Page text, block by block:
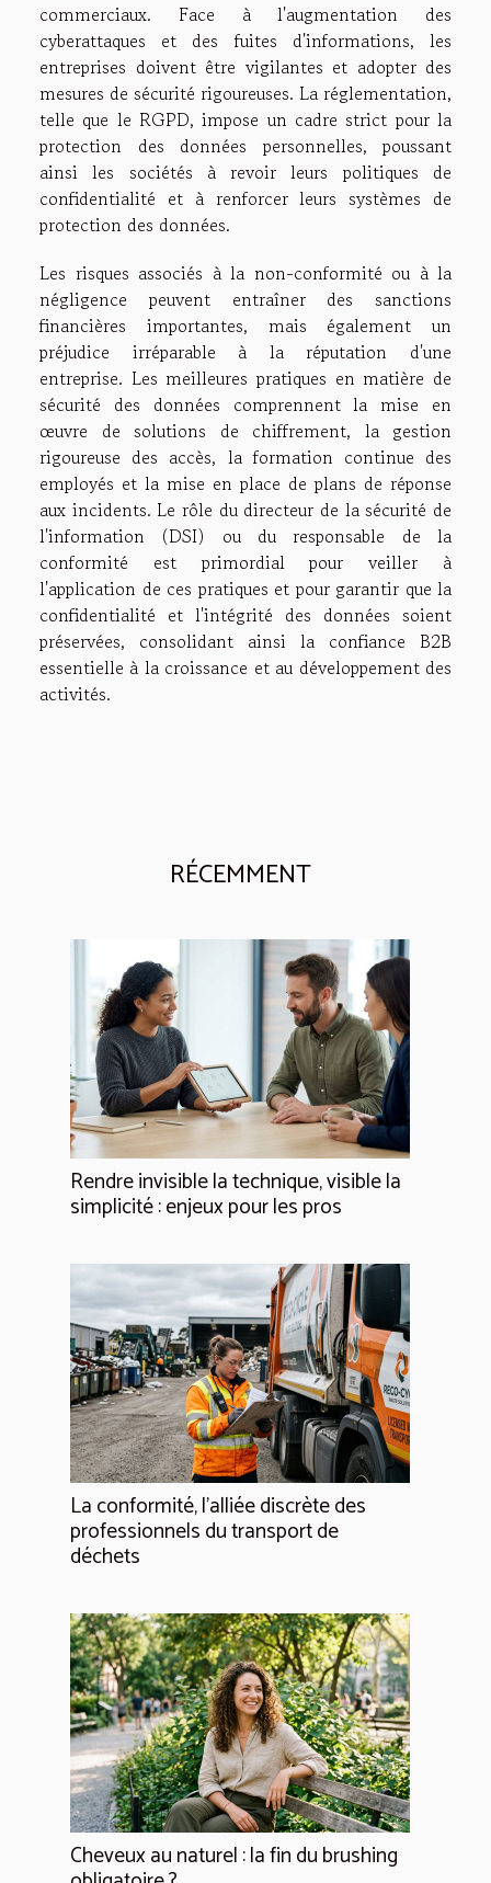
commerciaux. Face à l'augmentation des
cyberattaques et des fuites d'informations, les
entreprises doivent être vigilantes et adopter des
mesures de sécurité rigoureuses. La réglementation,
telle que le RGPD, impose un cadre strict pour la
protection des données personnelles, poussant
ainsi les sociétés à revoir leurs politiques de
confidentialité et à renforcer leurs systèmes de
protection des données.
Les risques associés à la non-conformité ou à la
négligence peuvent entraîner des sanctions
financières importantes, mais également un
préjudice irréparable à la réputation d'une
entreprise. Les meilleures pratiques en matière de
sécurité des données comprennent la mise en
œuvre de solutions de chiffrement, la gestion
rigoureuse des accès, la formation continue des
employés et la mise en place de plans de réponse
aux incidents. Le rôle du directeur de la sécurité de
l'information (DSI) ou du responsable de la
conformité est primordial pour veiller à
l'application de ces pratiques et pour garantir que la
confidentialité et l'intégrité des données soient
préservées, consolidant ainsi la confiance B2B
essentielle à la croissance et au développement des
activités.
RÉCEMMENT
Rendre invisible la technique, visible la
simplicité : enjeux pour les pros
La conformité, l'alliée discrète des
professionnels du transport de
déchets
Cheveux au naturel : la fin du brushing